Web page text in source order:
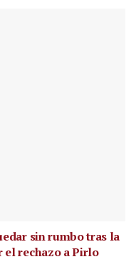
sin rumbo tras la
el rechazo a Pirlo